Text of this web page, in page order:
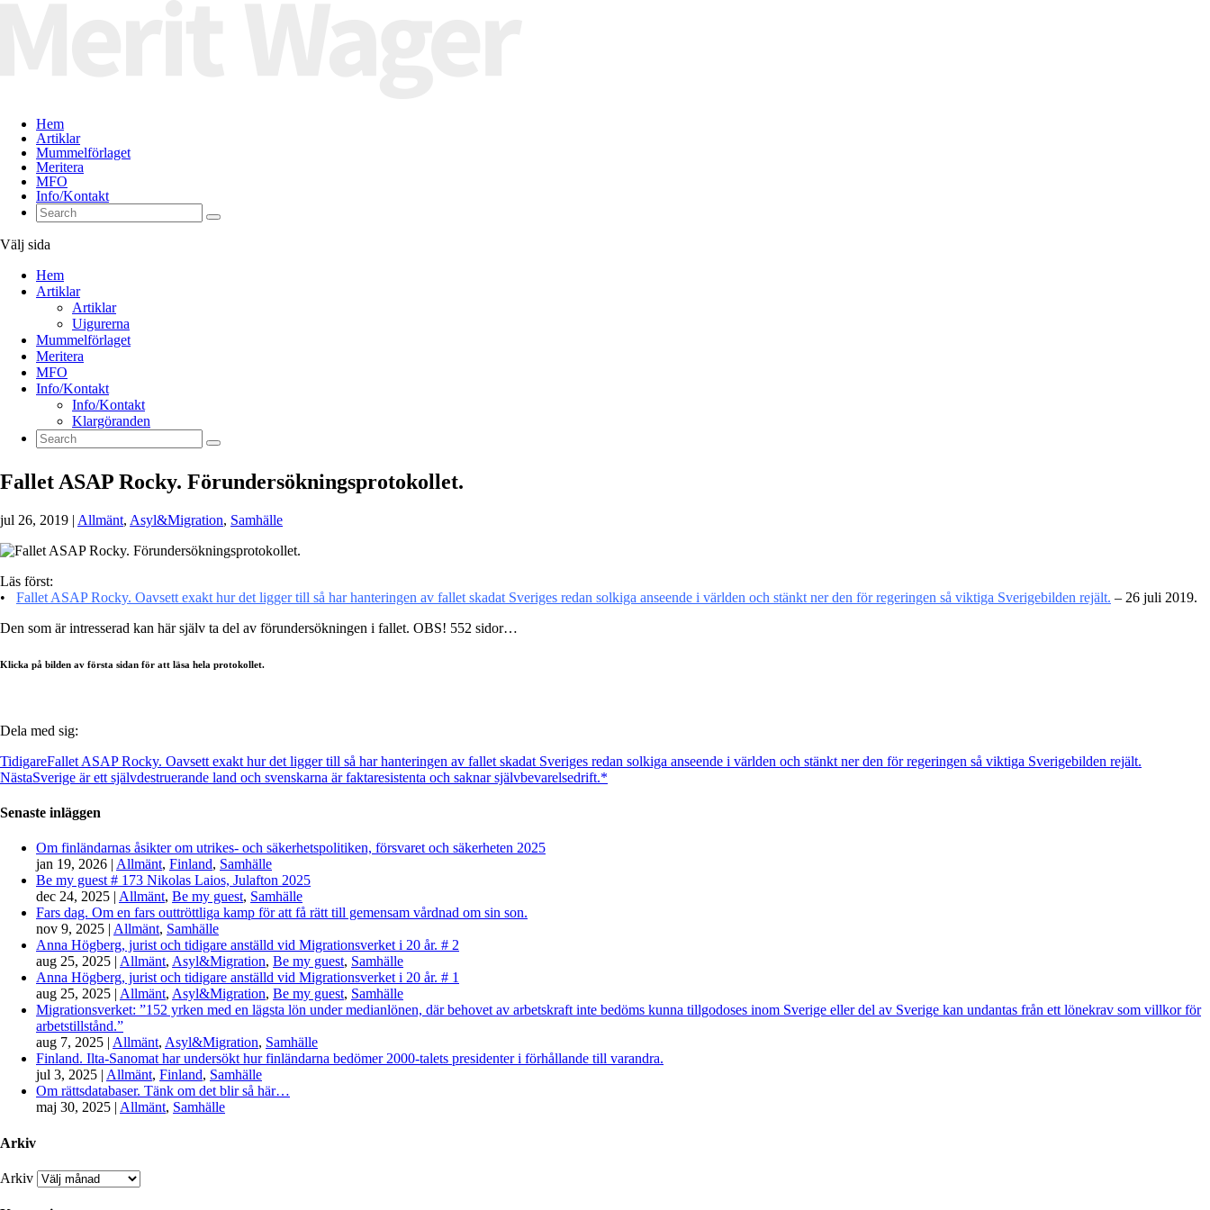
Hem
Artiklar
Mummelförlaget
Meritera
MFO
Info/Kontakt
Välj sida
Hem
Artiklar
Artiklar
Uigurerna
Mummelförlaget
Meritera
MFO
Info/Kontakt
Info/Kontakt
Klargöranden
Fallet ASAP Rocky. Förundersökningsprotokollet.
jul 26, 2019 | Allmänt, Asyl&Migration, Samhälle
Läs först:
• Fallet ASAP Rocky. Oavsett exakt hur det ligger till så har hanteringen av fallet skadat Sveriges redan solkiga anseende i världen och stänkt ner den för regeringen så viktiga Sverigebilden rejält. – 26 juli 2019.
Den som är intresserad kan här själv ta del av förundersökningen i fallet. OBS! 552 sidor…
Klicka på bilden av första sidan för att läsa hela protokollet.
Dela med sig:
TidigareFallet ASAP Rocky. Oavsett exakt hur det ligger till så har hanteringen av fallet skadat Sveriges redan solkiga anseende i världen och stänkt ner den för regeringen så viktiga Sverigebilden rejält.
NästaSverige är ett självdestruerande land och svenskarna är faktaresistenta och saknar självbevarelsedrift.*
Senaste inläggen
Om finländarnas åsikter om utrikes- och säkerhetspolitiken, försvaret och säkerheten 2025
jan 19, 2026 | Allmänt, Finland, Samhälle
Be my guest # 173 Nikolas Laios, Julafton 2025
dec 24, 2025 | Allmänt, Be my guest, Samhälle
Fars dag. Om en fars outtröttliga kamp för att få rätt till gemensam vårdnad om sin son.
nov 9, 2025 | Allmänt, Samhälle
Anna Högberg, jurist och tidigare anställd vid Migrationsverket i 20 år. # 2
aug 25, 2025 | Allmänt, Asyl&Migration, Be my guest, Samhälle
Anna Högberg, jurist och tidigare anställd vid Migrationsverket i 20 år. # 1
aug 25, 2025 | Allmänt, Asyl&Migration, Be my guest, Samhälle
Migrationsverket: ”152 yrken med en lägsta lön under medianlönen, där behovet av arbetskraft inte bedöms kunna tillgodoses inom Sverige eller del av Sverige kan undantas från ett lönekrav som villkor för
arbetstillstånd.”
aug 7, 2025 | Allmänt, Asyl&Migration, Samhälle
Finland. Ilta-Sanomat har undersökt hur finländarna bedömer 2000-talets presidenter i förhållande till varandra.
jul 3, 2025 | Allmänt, Finland, Samhälle
Om rättsdatabaser. Tänk om det blir så här…
maj 30, 2025 | Allmänt, Samhälle
Arkiv
Arkiv